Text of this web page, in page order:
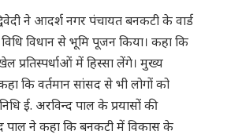
ने आदर्श नगर पंचायत बनकटी के वार्ड
विधान से भूमि पूजन किया। कहा कि
प्रतिस्पर्धाओं में हिस्सा लेंगे। मुख्य
कि वर्तमान सांसद से भी लोगों को
ई. अरविन्द पाल के प्रयासों की
पाल ने कहा कि बनकटी में विकास के